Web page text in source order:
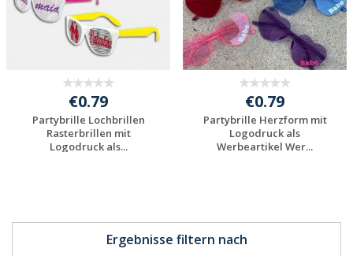
Ergebnisse filtern nach
€0.79
Partybrille Lochbrillen
Rasterbrillen mit
Logodruck als...
€0.79
Partybrille Herzform mit
Logodruck als
Werbeartikel Wer...